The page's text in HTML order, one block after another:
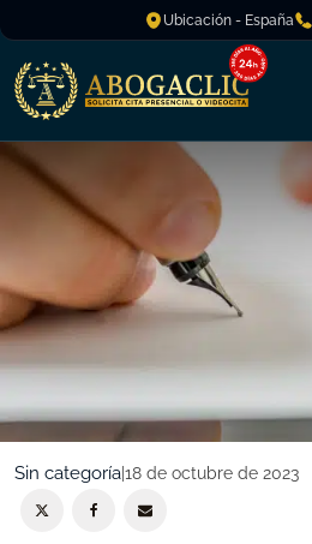
Ubicación - España
Sin categoría18 de octubre de 2023